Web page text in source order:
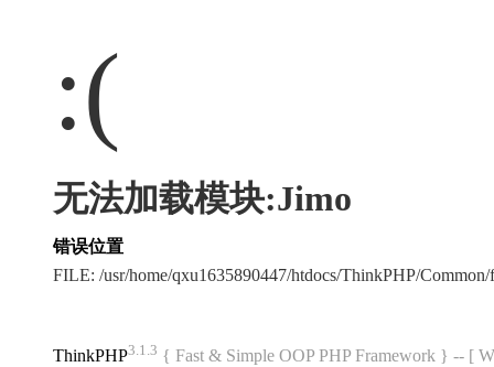
:(
无法加载模块:Jimo
错误位置
FILE: /usr/home/qxu1635890447/htdocs/ThinkPHP/
ThinkPHP3.1.3 { Fast & Simple OOP PHP Framework } -- [